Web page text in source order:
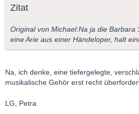
Zitat
Original von Michael:Na ja die Barbara
eine Arie aus einer Händeloper, halt
Na, ich denke, eine tiefergelegte,
musikalische Gehör erst recht
LG, Petra